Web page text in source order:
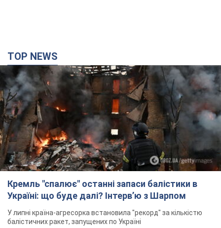
TOP NEWS
Кремль "спалює" останні запаси балістики в
Україні: що буде далі? Інтерв’ю з Шарпом
У липні країна-агресорка встановила "рекорд" за кількістю
балістичних ракет, запущених по Україні